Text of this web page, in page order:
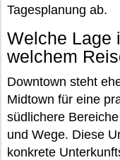
Tagesplanung ab.
Welche Lage
welchem
Downtown steht
Midtown für eine
südlichere
und Wege. Diese
konkrete